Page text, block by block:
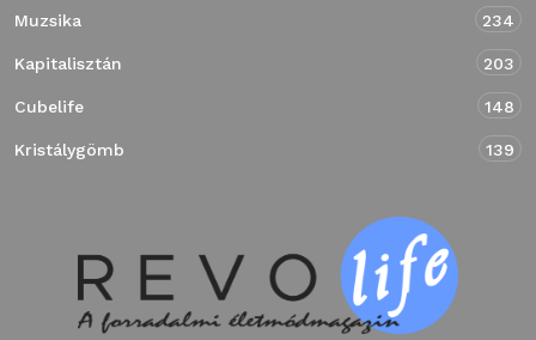
Muzsika 234
Kapitalisztán 203
Cubelife 148
Kristálygömb 139